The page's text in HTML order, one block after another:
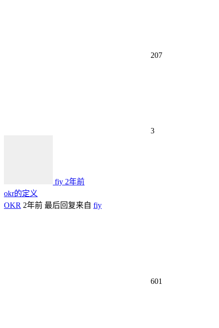
207
3
fiy 2年前
okr的定义
OKR 2年前 最后回复来自 fiy
601